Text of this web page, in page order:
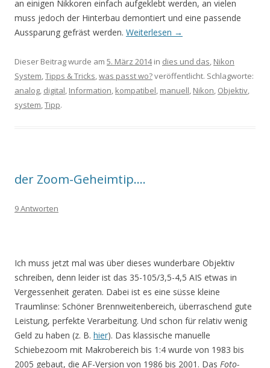
an einigen Nikkoren einfach aufgeklebt werden, an vielen
muss jedoch der Hinterbau demontiert und eine passende
Aussparung gefräst werden. Weiterlesen →
Dieser Beitrag wurde am 5. März 2014in dies und das, Nikon
System,Tipps & Tricks,was passt wo?veröffentlicht. Schlagworte:
analog, digital, Information, kompatibel, manuell, Nikon, Objektiv,
system,Tipp.
der Zoom-Geheimtip….
9 Antworten
Ich muss jetzt mal was über dieses wunderbare Objektiv
schreiben, denn leider ist das 35-105/3,5-4,5 AIS etwas in
Vergessenheit geraten. Dabei ist es eine süsse kleine
Traumlinse: Schöner Brennweitenbereich, überraschend gute
Leistung, perfekte Verarbeitung. Und schon für relativ wenig
Geld zu haben (z. B. hier). Das klassische manuelle
Schiebezoom mit Makrobereich bis 1:4 wurde von 1983 bis
2005 gebaut, die AF-Version von 1986 bis 2001. Das Foto-